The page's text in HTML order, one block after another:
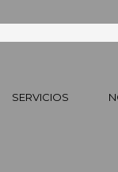
SERVICIOS